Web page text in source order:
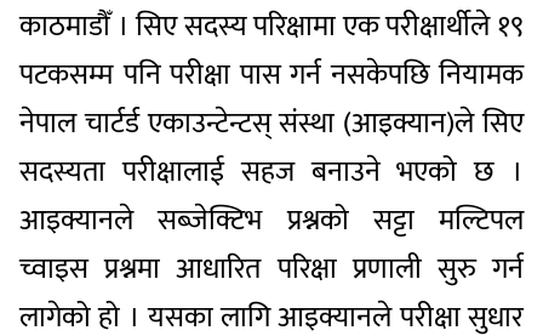
काठमाडौँ । सिए सदस्य परिक्षामा एक परीक्षार्थीले १९
पटकसम्म पनि परीक्षा पास गर्न नसकेपछि नियामक
नेपाल चार्टर्ड एकाउन्टेन्टस् संस्था (आइक्यान)ले सिए
सदस्यता परीक्षालाई सहज बनाउने भएको छ ।
आइक्यानले सब्जेक्टिभ प्रश्नको सट्टा मल्टिपल
च्वाइस प्रश्नमा आधारित परिक्षा प्रणाली सुरु गर्न
लागेको हो । यसका लागि आइक्यानले परीक्षा सुधार